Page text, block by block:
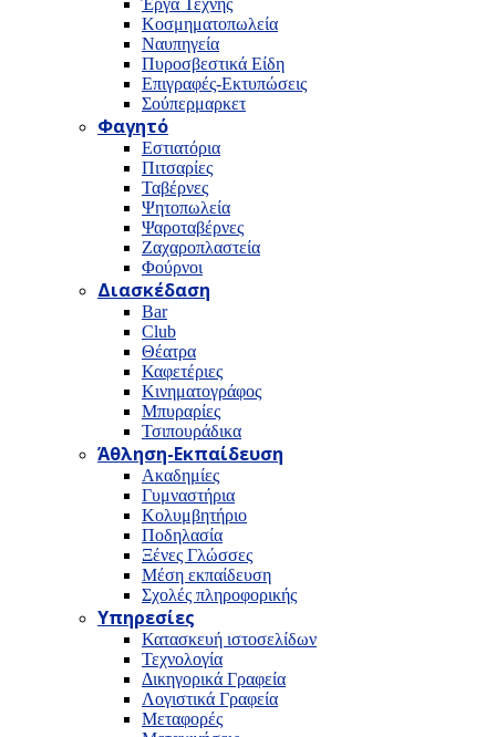
Έργα Τέχνης
Κοσμηματοπωλεία
Ναυπηγεία
Πυροσβεστικά Είδη
Επιγραφές-Εκτυπώσεις
Σούπερμαρκετ
Φαγητό
Εστιατόρια
Πιτσαρίες
Ταβέρνες
Ψητοπωλεία
Ψαροταβέρνες
Ζαχαροπλαστεία
Φούρνοι
Διασκέδαση
Bar
Club
Θέατρα
Καφετέριες
Κινηματογράφος
Μπυραρίες
Τσιπουράδικα
Άθληση-Εκπαίδευση
Ακαδημίες
Γυμναστήρια
Κολυμβητήριο
Ποδηλασία
Ξένες Γλώσσες
Μέση εκπαίδευση
Σχολές πληροφορικής
Υπηρεσίες
Κατασκευή ιστοσελίδων
Τεχνολογία
Δικηγορικά Γραφεία
Λογιστικά Γραφεία
Μεταφορές